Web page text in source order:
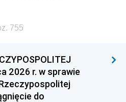
1994
1991
755
2026 r. w sprawie
do